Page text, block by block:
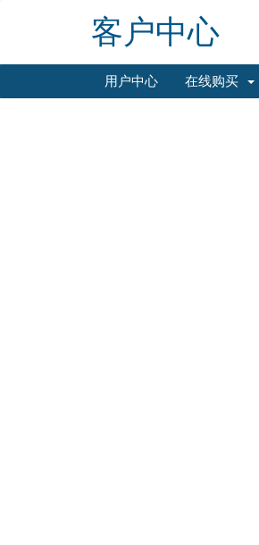
客户中心
用户中心 在线购买